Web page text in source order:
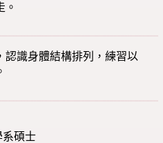
。
認識身體結構排列，練習以
碩士